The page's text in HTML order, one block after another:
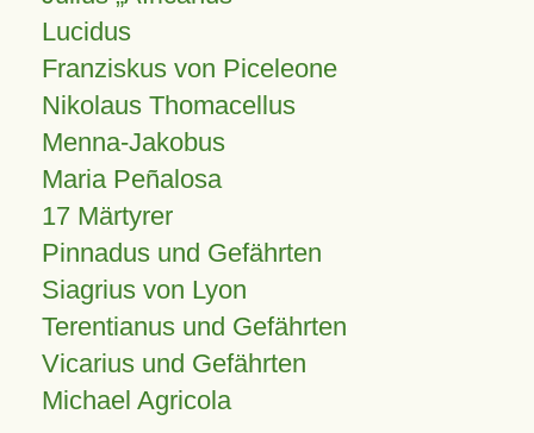
Lucidus
Franziskus von Piceleone
Nikolaus Thomacellus
Menna-Jakobus
Maria Peñalosa
17 Märtyrer
Pinnadus und Gefährten
Siagrius von Lyon
Terentianus und Gefährten
Vicarius und Gefährten
Michael Agricola